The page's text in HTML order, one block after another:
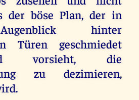
der böse Plan, der in
hinter
Türen geschmiedet
vorsieht, die
zu dezimieren,